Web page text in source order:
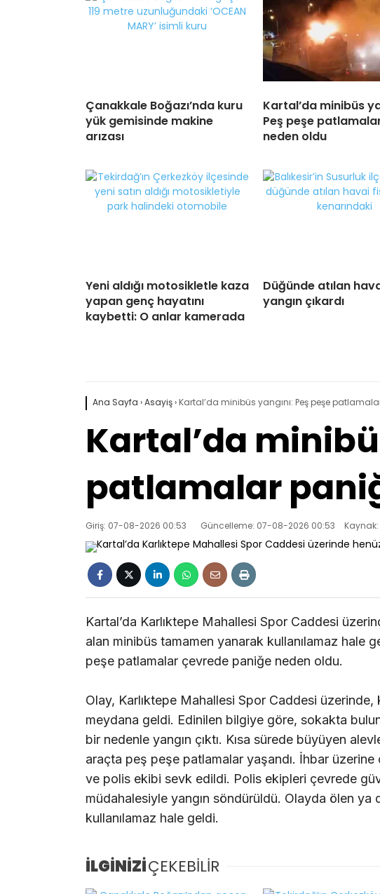
Çanakkale Boğazı’nda kuru
yük gemisinde makine
arızası
Kartal’da minibüs
Peş peşe
neden oldu
Yeni aldığı motosikletle kaza
yapan genç hayatını
kaybetti: O anlar kamerada
Düğünde atılan
yangın çıkardı
Ana Sayfa ›Asayiş› Kartal’da minibüs yangını: Peş peşe
Kartal’da
patlamalar
Giriş: 07-08-2026 00:53 Güncelleme: 07-08-2026 00:53 Kaynak:
Kartal’da Karlıktepe Mahallesi Spor Caddesi
alan minibüs tamamen yanarak kullanılamaz hale
peşe patlamalar çevrede paniğe neden oldu.
Olay, Karlıktepe Mahallesi Spor Caddesi üzerinde,
meydana geldi. Edinilen bilgiye göre, sokakta
bir nedenle yangın çıktı. Kısa sürede büyüyen
araçta peş peşe patlamalar yaşandı. İhbar
ve polis ekibi sevk edildi. Polis ekipleri çevrede
müdahalesiyle yangın söndürüldü. Olayda ölen ya
kullanılamaz hale geldi.
İLGİNİZİÇEKEBİLİR